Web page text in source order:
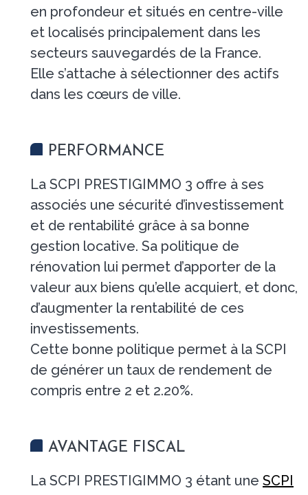
en profondeur et situés en centre-ville
et localisés principalement dans les
secteurs sauvegardés de la France.
Elle s’attache à sélectionner des actifs
dans les cœurs de ville.
PERFORMANCE
La SCPI PRESTIGIMMO 3 offre à ses
associés une sécurité d’investissement
et de rentabilité grâce à sa bonne
gestion locative. Sa politique de
rénovation lui permet d’apporter de la
valeur aux biens qu’elle acquiert, et donc,
d’augmenter la rentabilité de ces
investissements.
Cette bonne politique permet à la SCPI
de générer un taux de rendement de
compris entre 2 et 2.20%.
AVANTAGE FISCAL
La SCPI PRESTIGIMMO 3 étant une SCPI